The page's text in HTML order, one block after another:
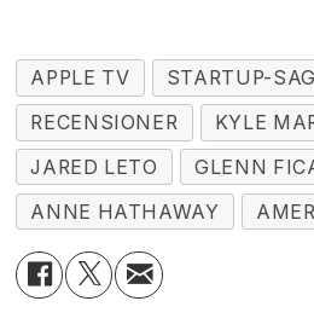
APPLE TV STARTUP-
RECENSIONER
KYLE
JARED LETO
GLENN
ANNE HATHAWAY